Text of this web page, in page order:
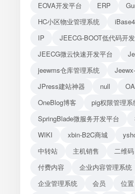
EOVA开发平台
ERP
HC小区物业管理系统
IP
JEECG-BOOT低代码开
JEECG微云快速开发平台
jeewms仓库管理系统
JPress建站神器
null
OneBlog博客
pig权限管理系
SpringBlade微服务开发平台
WIKI
xbin-B2C商城
中转站
主机销售 二维码
付费内容
企业内容管理系统
企业管理系统
会员 位置